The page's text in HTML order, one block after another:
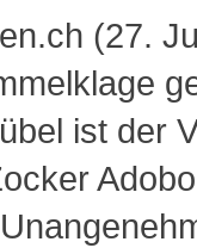
(27.
ist der